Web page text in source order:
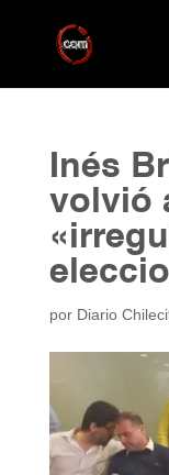
Inés
volvió
por Diario